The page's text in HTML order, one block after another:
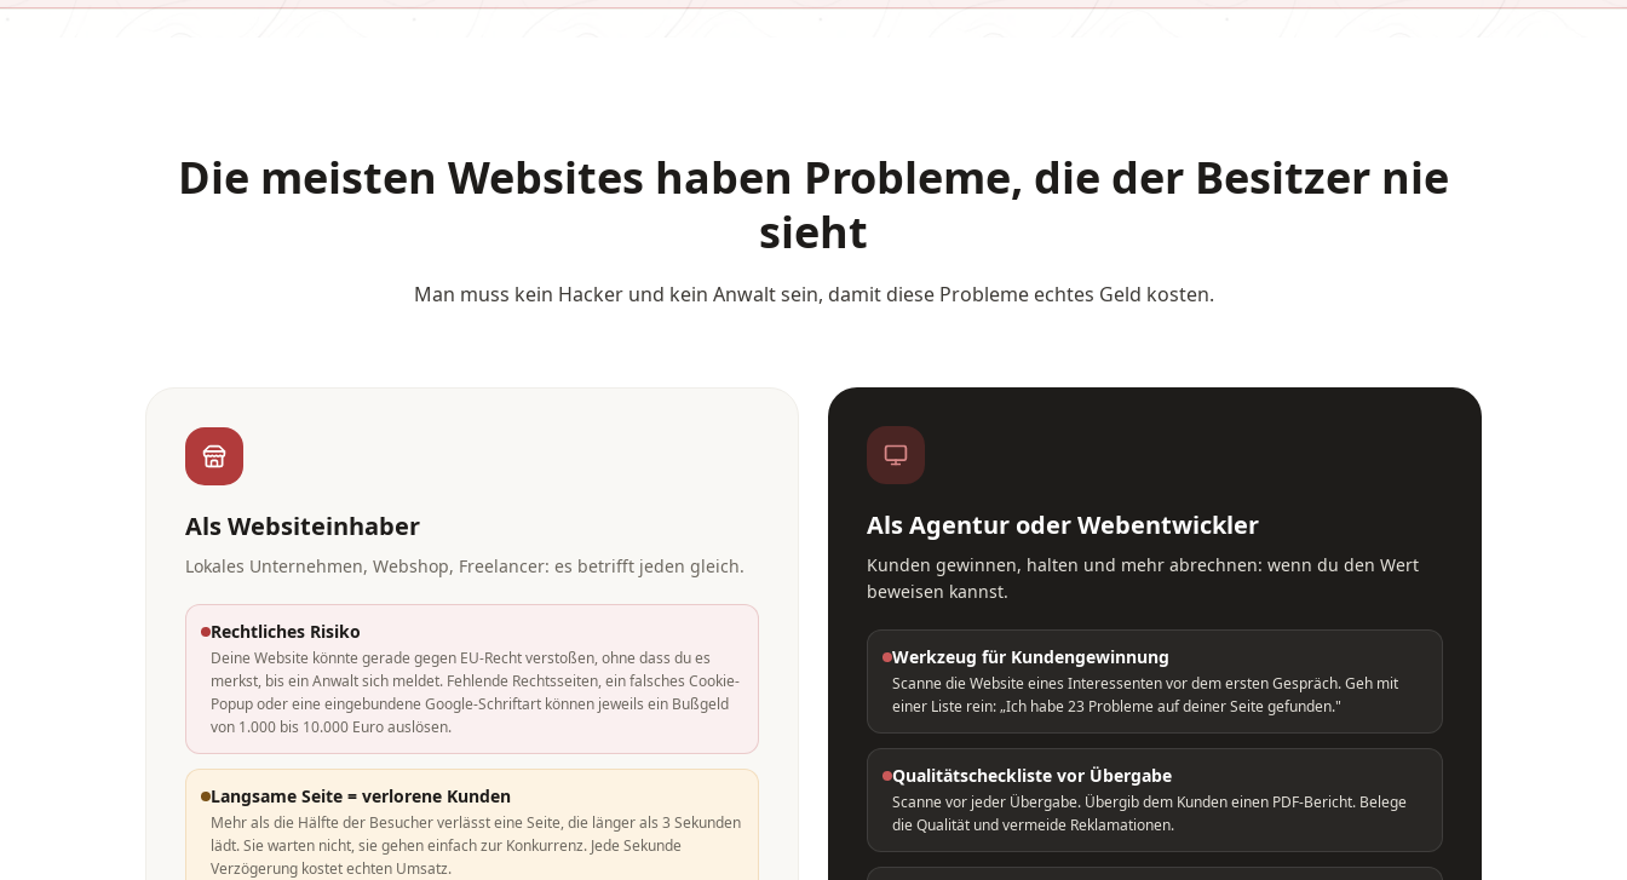
Die meisten Websites haben Probleme, die der Besitzer nie
sieht
Man muss kein Hacker und kein Anwalt sein, damit diese Probleme echtes Geld kosten.
Als Websiteinhaber
Lokales Unternehmen, Webshop, Freelancer: es betrifft jeden gleich.
Rechtliches Risiko
Deine Website könnte gerade gegen EU-Recht verstoßen, ohne dass du es
merkst, bis ein Anwalt sich meldet. Fehlende Rechtsseiten, ein falsches Cookie-
Popup oder eine eingebundene Google-Schriftart können jeweils ein Bußgeld
von 1.000 bis 10.000 Euro auslösen.
Langsame Seite = verlorene Kunden
Mehr als die Hälfte der Besucher verlässt eine Seite, die länger als 3 Sekunden
lädt. Sie warten nicht, sie gehen einfach zur Konkurrenz. Jede Sekunde
Verzögerung kostet echten Umsatz.
Als Agentur oder Webentwickler
Kunden gewinnen, halten und mehr abrechnen: wenn du den Wert
beweisen kannst.
Werkzeug für Kundengewinnung
Scanne die Website eines Interessenten vor dem ersten Gespräch. Geh mit
einer Liste rein: „Ich habe 23 Probleme auf deiner Seite gefunden."
Qualitätscheckliste vor Übergabe
Scanne vor jeder Übergabe. Übergib dem Kunden einen PDF-Bericht. Belege
die Qualität und vermeide Reklamationen.